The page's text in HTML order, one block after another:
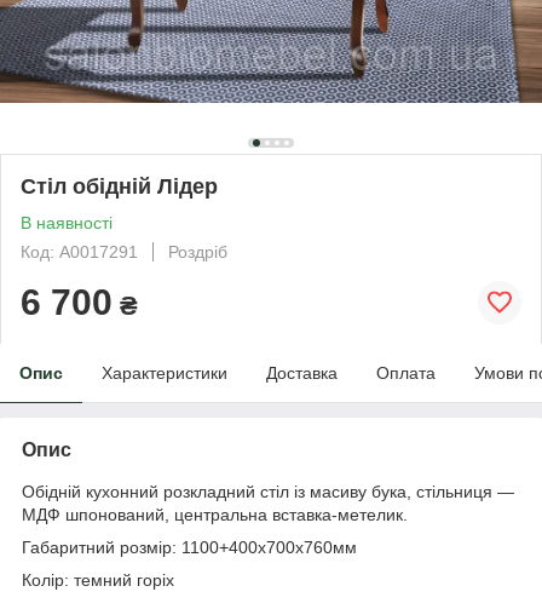
Стіл обідній Лідер
В наявності
Код: А0017291
Роздріб
6 700 ₴
Опис Характеристики Доставка Оплата Умови
Опис
Обідній кухонний розкладний стіл із масиву бука, стільниця —
МДФ шпонований, центральна вставка-метелик.
Габаритний розмір: 1100+400х700х760мм
Колір: темний горіх